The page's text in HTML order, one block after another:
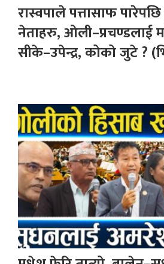
रास्वपाले पत्तासाफ
नेताहरु, ओली–प्रचण्डलाई
सीके–उपेन्द्र, कोको जुटे ?